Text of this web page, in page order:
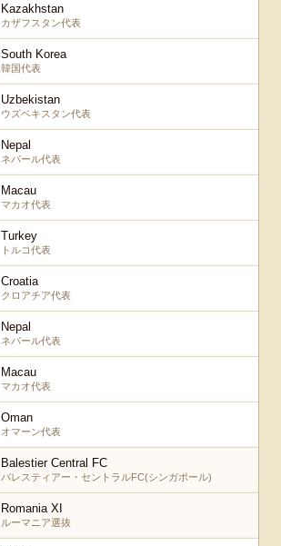
Kazakhstan
カザフスタン代表
South Korea
韓国代表
Uzbekistan
ウズベキスタン代表
Nepal
ネパール代表
Macau
マカオ代表
Turkey
トルコ代表
Croatia
クロアチア代表
Nepal
ネパール代表
Macau
マカオ代表
Oman
オマーン代表
Balestier Central FC
バレスティアー・セントラルFC(シンガポール)
Romania XI
ルーマニア選抜